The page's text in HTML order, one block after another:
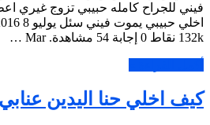
فيني للجراح كامله حبيبي تزوج غيري
132k نقاط 0 إجابة 54 مشاهدة. Mar …
كيف اخلي حنا اليدين عنابي